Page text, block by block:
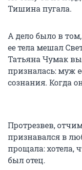
Тишина пугала.
А дело было в
ее тела мешал
Татьяна Чумак
призналась: муж
сознания. Когда
Протрезвев,
признавался в
прощала: хотела,
был отец.